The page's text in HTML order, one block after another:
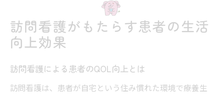
訪問看護がもたらす患者の生活
向上効果
訪問看護による患者のQOL向上とは
訪問看護は、患者が自宅という住み慣れた環境で療養生